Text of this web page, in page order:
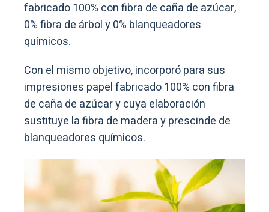
fabricado 100% con fibra de caña de azúcar,
0% fibra de árbol y 0% blanqueadores
químicos.
Con el mismo objetivo, incorporó para sus
impresiones papel fabricado 100% con fibra
de caña de azúcar y cuya elaboración
sustituye la fibra de madera y prescinde de
blanqueadores químicos.